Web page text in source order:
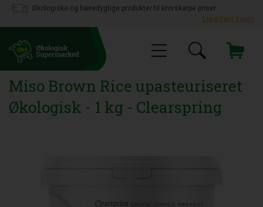
Økologiske og bæredygtige produkter til knivskarpe priser
Loyalitets konto
Miso Brown Rice upasteuriseret
Økologisk - 1 kg - Clearspring